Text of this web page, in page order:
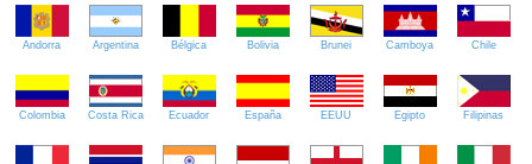
Andorra Argentina Bélgica Bolivia Brunei Camboya Chile
Colombia Costa Rica Ecuador España EEUU Egipto Filipinas